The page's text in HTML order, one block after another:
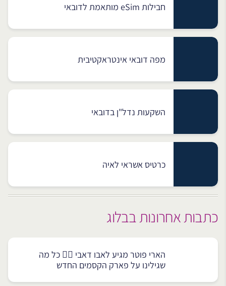
חבילות eSim מותאמת לדובאי
מפה דובאי אינטראקטיבית
השקעות נדל"ן בדובאי
כרטיס אשראי לאיה
כתבות אחרונות בבלוג
הארי פוטר מגיע לאבו דאבי 🧙‍♂️ כל מה
שגילינו על פארק הקסמים החדש